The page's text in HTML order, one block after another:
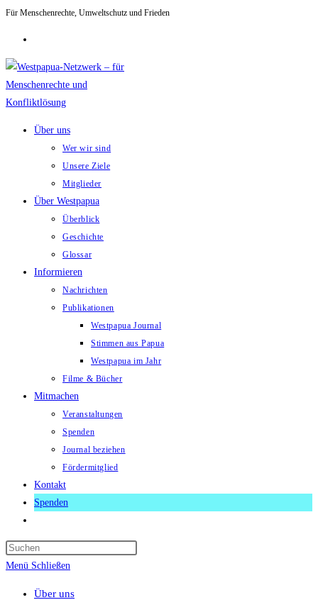
Zum
Für Menschenrechte, Umweltschutz und Frieden
Über uns
Wer wir sind
Unsere Ziele
Mitglieder
Über Westpapua
Überblick
Geschichte
Glossar
Informieren
Nachrichten
Publikationen
Westpapua Journal
Stimmen aus Papua
Westpapua im Jahr
Filme & Bücher
Mitmachen
Veranstaltungen
Spenden
Journal beziehen
Fördermitglied
Kontakt
Spenden
umschalten
Menü Schließen
Über uns